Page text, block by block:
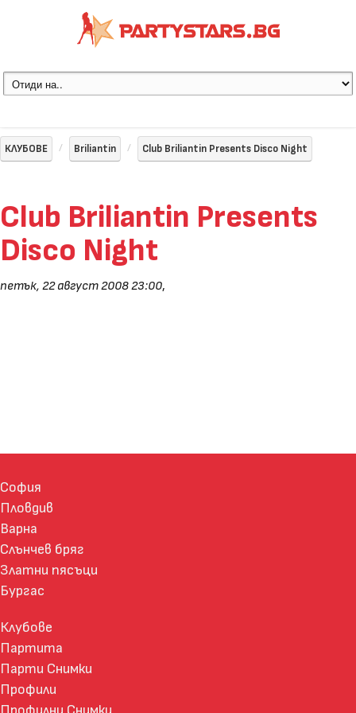
КЛУБОВЕ Briliantin Club Briliantin Presents Disco Night
Club Briliantin Presents
Disco Night
петък, 22 август 2008 23:00,
София
Пловдив
Варна
Слънчев бряг
Златни пясъци
Бургас
Клубове
Партита
Парти Снимки
Профили